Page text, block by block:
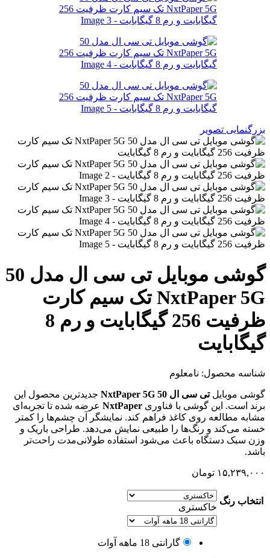
بزرگنمایی تصویر
گوشی موبایل تی سی ال مدل 50
NxtPaper 5G تک سیم کارت
ظرفیت 256 گیگابایت و رم 8
گیگابایت
شناسه محصول: نامعلوم
گوشی موبایلتی سی ال 50 NxtPaper 5G
جدیدترین محصول این
برند است. این گوشی با فناوری NxtPaper عرضه شده تا تجربه‌ای
مشابه مطالعه روی کاغذ فراهم کند. نمایشگر آن چشم‌ها را کمتر
خسته می‌کند و رنگ‌ها را طبیعی نمایش می‌دهد. طراحی باریک و
وزن سبک دستگاه باعث می‌شود استفاده طولانی‌مدت راحت‌تر
باشد.
۱۵,۲۳۹,۰۰۰ تومان
انتخاب رنگ
خاکستری
گارانتی 18 ماهه آوات